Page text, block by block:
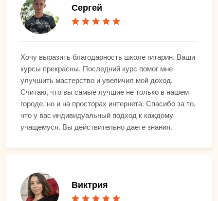
Сергей
Хочу выразить благодарность школе гитарин. Ваши
курсы прекрасны. Последний курс помог мне
улучшить мастерство и увеличил мой доход.
Считаю, что вы самые лучшие не только в нашем
городе, но и на просторах интернета. Спасибо за то,
что у вас индивидуальный подход к каждому
учащемуся. Вы действительно даете знания.
Виктрия